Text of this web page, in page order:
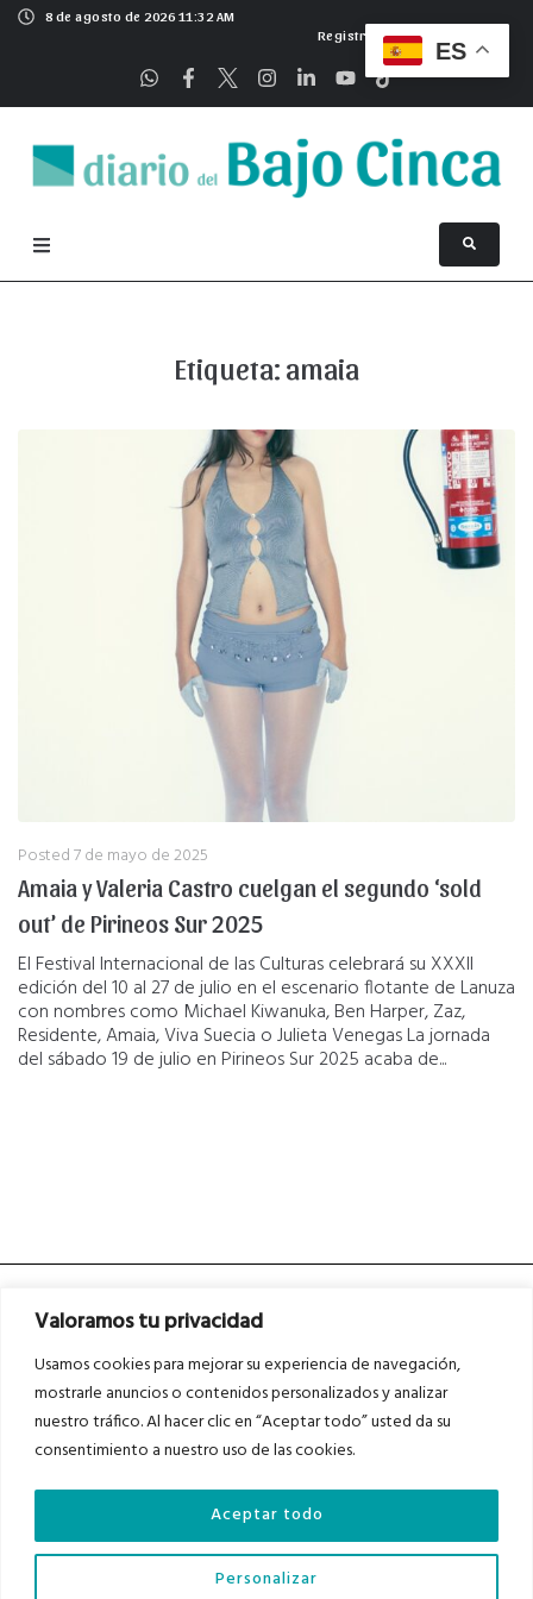
Valoramos tu privacidad
Usamos cookies para mejorar su experiencia de navegación,
mostrarle anuncios o contenidos personalizados y analizar
nuestro tráfico. Al hacer clic en “Aceptar todo” usted da su
consentimiento a nuestro uso de las cookies.
Personalizar
Aceptar todo
8 de agosto de 2026 11:32 AM
Registrarse
Etiqueta: amaia
Posted7 de mayo de 2025
Amaia y Valeria Castro cuelgan el segundo ‘sold
out’ de Pirineos Sur 2025
El Festival Internacional de las Culturas celebrará su XXXII
edición del 10 al 27 de julio en el escenario flotante de Lanuza
con nombres como Michael Kiwanuka, Ben Harper, Zaz,
Residente, Amaia, Viva Suecia o Julieta Venegas La jornada
del sábado 19 de julio en Pirineos Sur 2025 acaba de...
Asociados a
Auditados por
ES